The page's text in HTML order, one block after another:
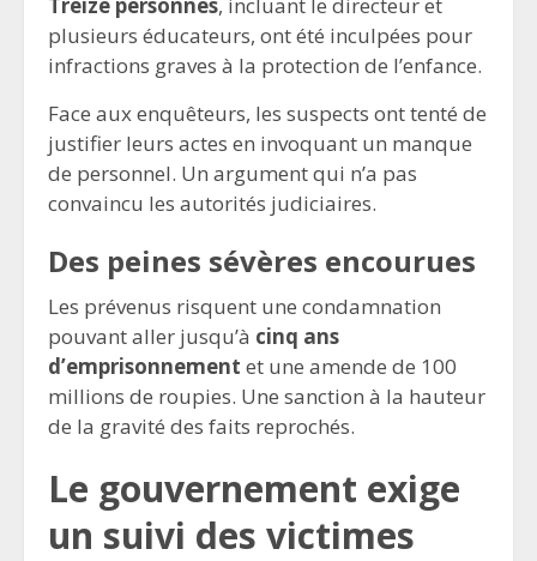
plusieurs éducateurs, ont été inculpées pour
infractions graves à la protection de l’enfance.
Face aux enquêteurs, les suspects ont tenté de
justifier leurs actes en invoquant un manque
de personnel. Un argument qui n’a pas
convaincu les autorités judiciaires.
Des peines sévères encourues
Les prévenus risquent une condamnation
pouvant aller jusqu’à cinq ans
d’emprisonnement et une amende de 100
millions de roupies. Une sanction à la hauteur
de la gravité des faits reprochés.
Le gouvernement exige
un suivi des victimes